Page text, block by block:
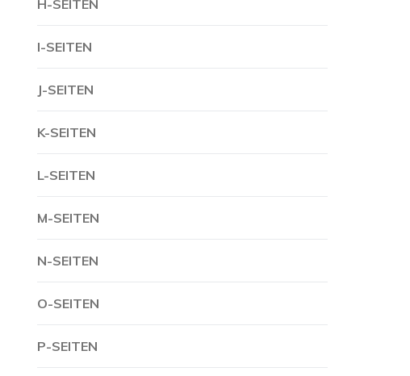
H-SEITEN
I-SEITEN
J-SEITEN
K-SEITEN
L-SEITEN
M-SEITEN
N-SEITEN
O-SEITEN
P-SEITEN